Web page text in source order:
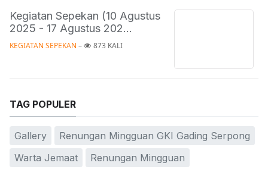
Kegiatan Sepekan (10 Agustus
2025 - 17 Agustus 202...
KEGIATAN SEPEKAN – 873 KALI
TAG POPULER
Gallery
Renungan Mingguan GKI Gading Serpong
Warta Jemaat
Renungan Mingguan